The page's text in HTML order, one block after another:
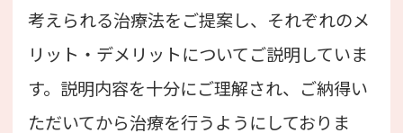
考えられる治療法をご提案し、それぞれのメ
リット・デメリットについてご説明していま
す。説明内容を十分にご理解され、ご納得い
ただいてから治療を行うようにしておりま